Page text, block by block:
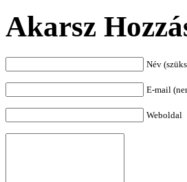
Akarsz
Név
E-mail
Weboldal